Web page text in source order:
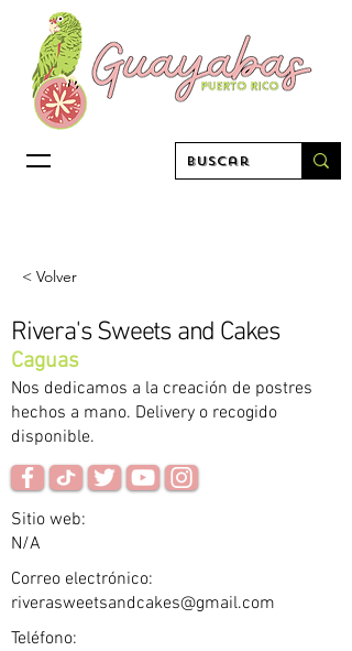
< Volver
Rivera's Sweets and Cakes
Caguas
Nos dedicamos a la creación de postres
hechos a mano. Delivery o recogido
disponible.
Sitio web:
N/A
Correo electrónico:
riverasweetsandcakes@gmail.com
Teléfono: